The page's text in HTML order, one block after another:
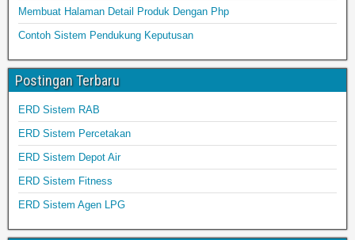
Membuat Halaman Detail Produk Dengan Php
Contoh Sistem Pendukung Keputusan
Postingan Terbaru
ERD Sistem RAB
ERD Sistem Percetakan
ERD Sistem Depot Air
ERD Sistem Fitness
ERD Sistem Agen LPG